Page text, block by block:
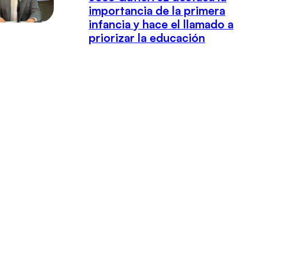
importancia de la primera
infancia y hace el llamado a
priorizar la educación